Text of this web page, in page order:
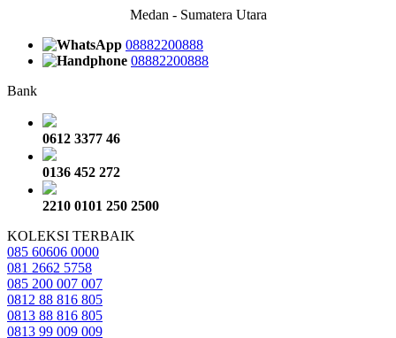
Medan - Sumatera Utara
08882200888
08882200888
Bank
0612 3377 46
0136 452 272
2210 0101 250 2500
KOLEKSI TERBAIK
085 60606 0000
081 2662 5758
085 200 007 007
0812 88 816 805
0813 88 816 805
0813 99 009 009